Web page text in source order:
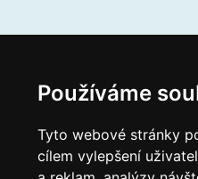
Používáme
Tyto webové stránky
cílem vylepšení